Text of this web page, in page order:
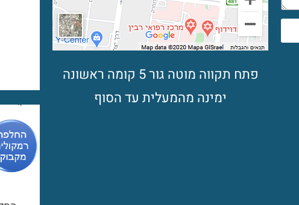
פתח תקווה מוטה גור 5 קומה ראשונה
ימינה מהמעלית עד הסוף